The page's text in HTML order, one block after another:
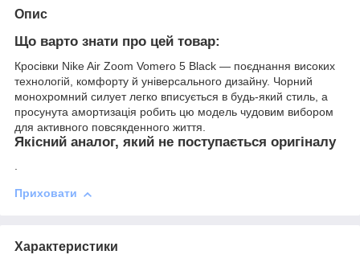
Опис
Що варто знати про цей товар:
Кросівки Nike Air Zoom Vomero 5 Black — поєднання високих
технологій, комфорту й універсального дизайну. Чорний
монохромний силует легко вписується в будь-який стиль, а
просунута амортизація робить цю модель чудовим вибором
для активного повсякденного життя.
Якісний аналог, який не поступається оригіналу
.
Приховати
Характеристики